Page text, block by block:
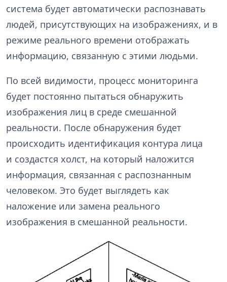
система будет автоматически распознавать
людей, присутствующих на изображениях, и в
режиме реального времени отображать
информацию, связанную с этими людьми.
По всей видимости, процесс мониторинга
будет постоянно пытаться обнаружить
изображения лиц в среде смешанной
реальности. После обнаружения будет
происходить идентификация контура лица
и создастся холст, на который наложится
информация, связанная с распознанным
человеком. Это будет выглядеть как
наложение или замена реального
изображения в смешанной реальности.